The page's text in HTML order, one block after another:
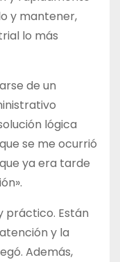
y mantener,
lo más
de un
lógica
se me ocurrió
ya era tarde
práctico. Están
y la
Además,